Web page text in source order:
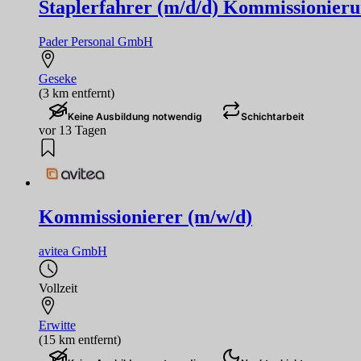
Staplerfahrer (m/d/d)
Pader Personal GmbH
Geseke
(3 km entfernt)
Keine Ausbildung notwendig Schichtarbeit
vor 13 Tagen
Kommissionierer (m/w/d)
avitea GmbH
Vollzeit
Erwitte
(15 km entfernt)